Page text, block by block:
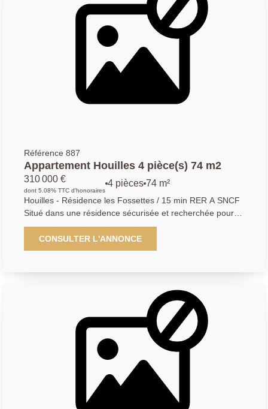
supplémentaire. Exposée Est, cette maison bénéficie
d'une luminosité. Le chauffage au gaz est assuré par une
chaudière entretenue tous les ans et la fibre est déjà
installée. Quelques travaux de rafraîchissement sont à
prévoir dans la salle de bains pour lui redonner tout son
charme. Pas d'emplacement de stationnement privatif,
mais possibilité de stationner dans la rue. Idéal premier
achat ou investisseur ! Les informations sur les risques
Référence 887
Appartement Houilles 4 pièce(s) 74 m2
310 000 €
dont 5.08% TTC d'honoraires
4 pièces 74 m²
Houilles - Résidence les Fossettes / 15 min RER A SNCF
Situé dans une résidence sécurisée et recherchée pour
son calme et sa verdoyance, votre Agence Principale a le
plaisir de vous présenter en exclusivité cet appartement
de type 4 pièces situé au 8ème et dernier étage avec
cellier, un séjour - salle à manger donnant sur un grand
balcon filant plein SUD et sur une belle vue dégagée,
surplombant la Défense. La composition de l'appartement
se poursuit avec une cuisine indépendante et équipée, un
WC indépendant, une salle de bains et deux chambres.
Bon état général, appartement lumineux, volets roulants
électriques, une grande cave en sous-sol et place de
parking privative ! Bien proposé par Kyllian GABA, agent
commercial (903 414 209 R.S.A.C Versailles) Les
informations sur les risques auxquels ce bien est exposé
CONSULTER L'ANNONCE